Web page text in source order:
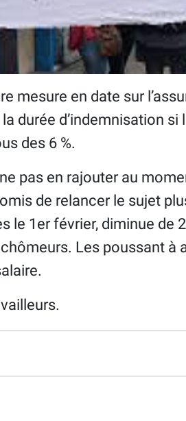
mesure en date sur
durée d’indemnisation
des 6 %.
pas en rajouter au
de relancer le sujet
le 1er février, diminue de
Les poussant à